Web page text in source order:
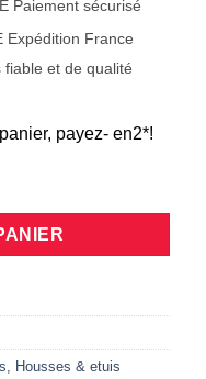
Paiement sécurisé
Expédition France
fiable et de qualité
payez- en2*!
360 degrés en
Housses & etuis